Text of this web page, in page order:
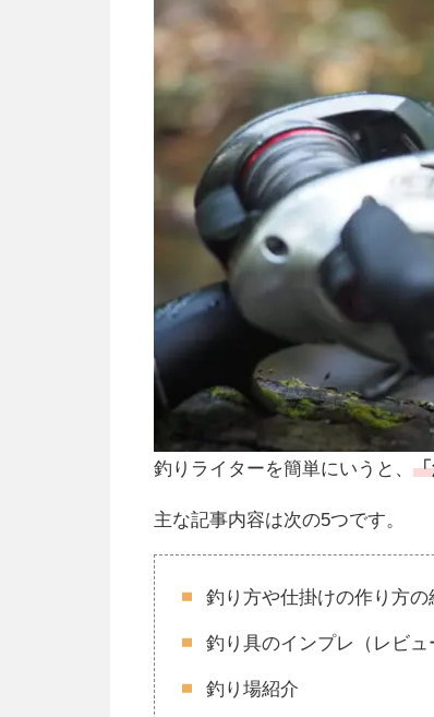
釣りライターを簡単にいうと、
主な記事内容は次の5つです。
釣り方や仕掛けの作り方の
釣り具のインプレ（レビュ
釣り場紹介